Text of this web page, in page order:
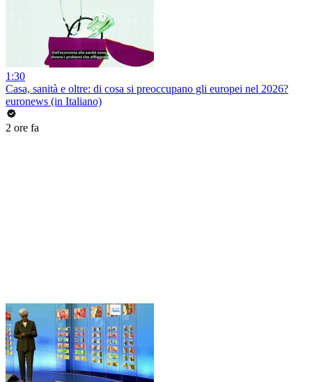
1:30
Casa, sanità e oltre: di cosa si preoccupano gli europei nel 2026?
euronews (in Italiano)
2 ore fa